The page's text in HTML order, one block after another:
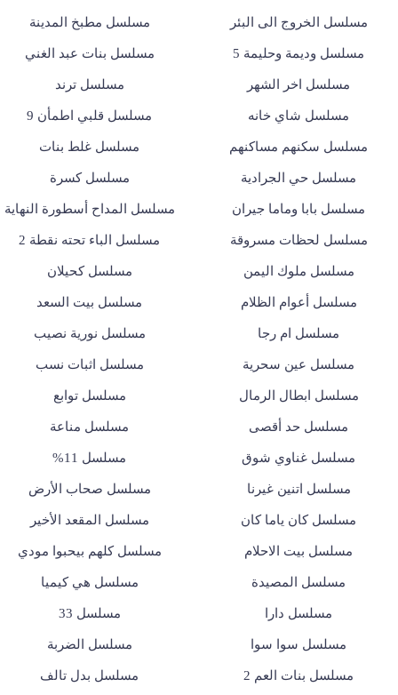
مسلسل الخروج الى البئر مسلسل مطبخ المدينة
مسلسل وديمة وحليمة 5 مسلسل بنات عبد الغني
مسلسل اخر الشهر مسلسل ترند
مسلسل شاي خانه مسلسل قلبي اطمأن 9
مسلسل سكنهم مساكنهم مسلسل غلط بنات
مسلسل حي الجرادية مسلسل كسرة
مسلسل بابا وماما جيران مسلسل المداح أسطورة النهاية
مسلسل لحظات مسروقة مسلسل الباء تحته نقطة 2
مسلسل ملوك اليمن مسلسل كحيلان
مسلسل أعوام الظلام مسلسل بيت السعد
مسلسل ام رجا مسلسل نورية نصيب
مسلسل عين سحرية مسلسل اثبات نسب
مسلسل ابطال الرمال مسلسل توابع
مسلسل حد أقصى مسلسل مناعة
مسلسل غناوي شوق مسلسل 11%
مسلسل اتنين غيرنا مسلسل صحاب الأرض
مسلسل كان ياما كان مسلسل المقعد الأخير
مسلسل بيت الاحلام مسلسل كلهم بيحبوا مودي
مسلسل المصيدة مسلسل هي كيميا
مسلسل دارا مسلسل 33
مسلسل سوا سوا مسلسل الضربة
مسلسل بنات العم 2 مسلسل بدل تالف